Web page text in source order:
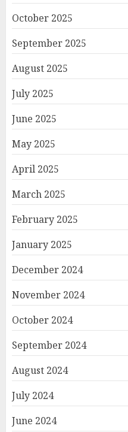
October 2025
September 2025
August 2025
July 2025
June 2025
May 2025
April 2025
March 2025
February 2025
January 2025
December 2024
November 2024
October 2024
September 2024
August 2024
July 2024
June 2024